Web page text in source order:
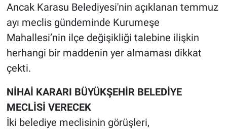
Ancak Karasu Belediyesi'nin açıklanan temmuz
ayı meclis gündeminde Kurumeşe
Mahallesi’nin ilçe değişikliği talebine ilişkin
herhangi bir maddenin yer almaması dikkat
çekti.
NİHAİ KARARI BÜYÜKŞEHİR BELEDİYE
MECLİSİ VERECEK
İki belediye meclisinin görüşleri,